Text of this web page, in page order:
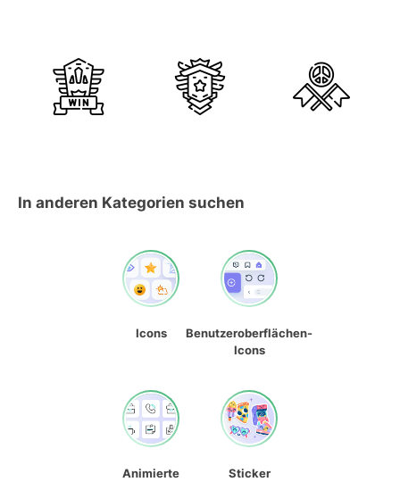
In anderen Kategorien suchen
Icons
Benutzeroberflächen-
Icons
Animierte
Sticker